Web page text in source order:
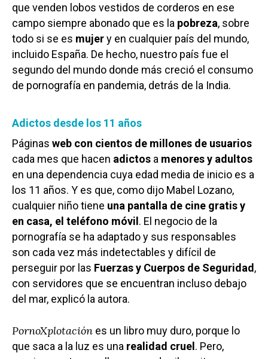
que venden lobos vestidos de corderos en ese
campo siempre abonado que es la pobreza, sobre
todo si se es mujery en cualquier país del mundo,
incluido España. De hecho, nuestro país fue el
segundo del mundo donde más creció el consumo
de pornografía en pandemia, detrás de la India.
Adictos desde los 11 años
Páginas web con cientos de millones de usuarios
cada mes que hacen adictos a menores y adultos
en una dependencia cuya edad media de inicio es a
los 11 años. Y es que, como dijo Mabel Lozano,
cualquier niño tiene una pantalla de cine gratis y
en casa, el teléfono móvil . El negocio de la
pornografía se ha adaptado y sus responsables
son cada vez más indetectables y difícil de
perseguir por las Fuerzas y Cuerpos de Seguridad,
con servidores que se encuentran incluso debajo
del mar, explicó la autora.
PornoXplotación es un libro muy duro, porque lo
que saca a la luz es una realidad cruel . Pero,